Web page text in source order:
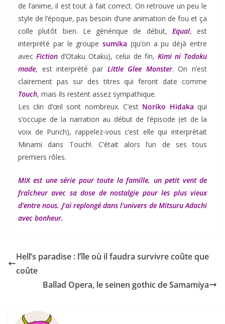
de l’anime, il est tout à fait correct. On retrouve un peu le
style de l’époque, pas besoin d’une animation de fou et ça
colle plutôt bien. Le générique de début, Equal, est
interprété par le groupe sumika (qu’on a pu déjà entre
avecFiction d’Otaku Otaku), celui de fin, Kimi ni Todoku
made, est interprété parLittle Glee Monster. On n’est
clairement pas sur des titres qui feront date comme
Touch, mais ils restent assez sympathique.
Les clin d’œil sont nombreux. C’est Noriko Hidaka qui
s’occupe de la narration au début de l’épisode (et de la
voix de Punch), rappelez-vous c’est elle qui interprétait
Minami dans Touch!. C’était alors l’un de ses tous
premiers rôles.
MIX est une série pour toute la famille, un petit vent de
fraîcheur avec sa dose de nostalgie pour les plus vieux
d’entre nous. J’ai replongé dans l’univers de Mitsuru Adachi
avec bonheur.
Hell’s paradise : l’île où il faudra survivre coûte que
coûte
Ballad Opera, le seinen gothic de Samamiya